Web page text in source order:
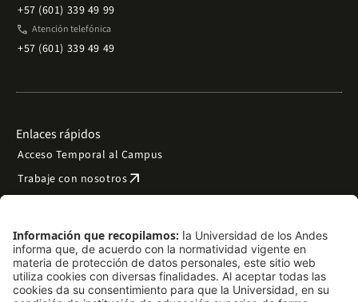
+57 (601) 339 49 99
phone Atención telefónica
+57 (601) 339 49 49
Enlaces rápidos
Acceso Temporal al Campus
Trabaje con nosotrosarrow_outward
Preguntas frecuentes
Filantropía y donacionesarrow_outward
Mapa del sitio arrow_outward